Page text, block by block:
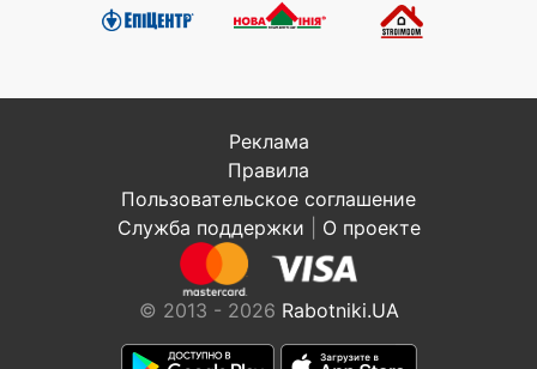
Реклама
Правила
Пользовательское соглашение
Служба поддержки
О проекте
© 2013 - 2026 Rabotniki.UA